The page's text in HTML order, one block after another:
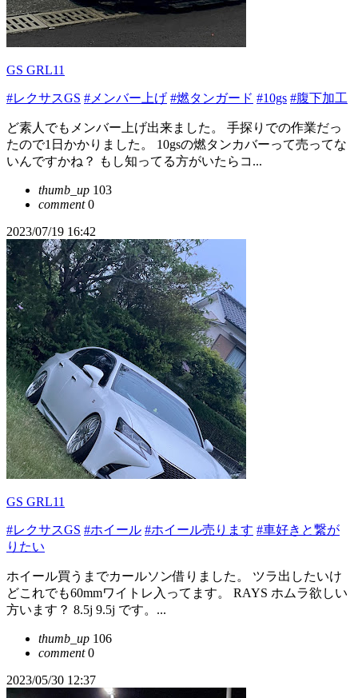
GS GRL11
#レクサスGS #メンバー上げ #燃タンガード #10gs #腹下加工
ど素人でもメンバー上げ出来ました。 手探りでの作業だっ
たので1日かかりました。 10gsの燃タンカバーって売ってな
いんですかね？ もし知ってる方がいたらコ...
thumb_up 103
comment0
2023/07/19 16:42
GS GRL11
#レクサスGS #ホイール #ホイール売ります #車好きと繋が
りたい
ホイール買うまでカールソン借りました。 ツラ出したいけ
どこれでも60mmワイトレ入ってます。 RAYS ホムラ欲しい
方います？ 8.5j 9.5j です。...
thumb_up 106
comment0
2023/05/30 12:37